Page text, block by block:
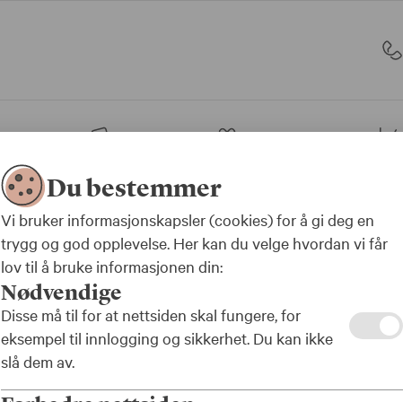
Bank Forsikring
reise- og avbestillingsforsikring
Du bestemmer
Vi bruker informasjonskapsler (cookies) for å gi deg en
trygg og god opplevelse. Her kan du velge hvordan vi får
lov til å bruke informasjonen din:
Nødvendige
Disse må til for at nettsiden skal fungere, for
eksempel til innlogging og sikkerhet. Du kan ikke
slå dem av.